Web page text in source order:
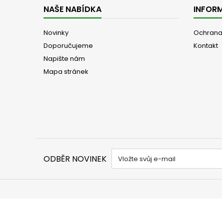
NAŠE NABÍDKA
Novinky
Doporučujeme
Napište nám
Mapa stránek
Kontakt
ODBĚR NOVINEK